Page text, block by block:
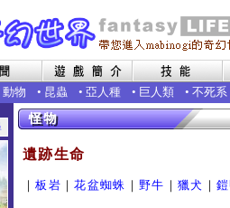
動物 • 昆蟲 • 亞人種 • 巨人類 • 不死系
遺跡生命
｜板岩 ｜花盆蜘蛛 ｜野牛 ｜獵犬 ｜